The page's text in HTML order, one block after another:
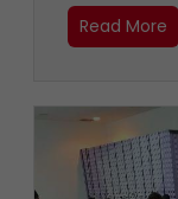
Read More